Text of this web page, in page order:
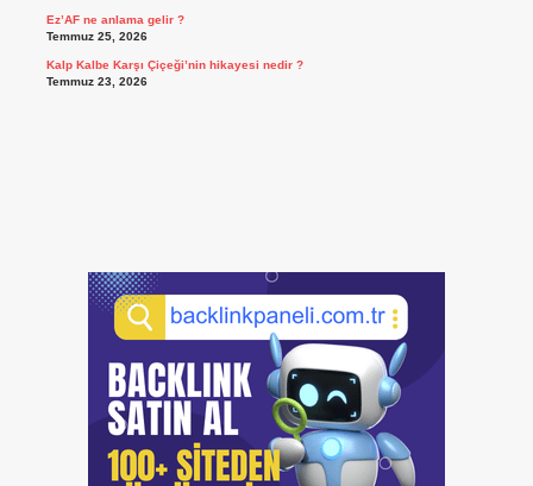
Ez’AF ne anlama gelir ?
Temmuz 25, 2026
Kalp Kalbe Karşı Çiçeği’nin hikayesi nedir ?
Temmuz 23, 2026